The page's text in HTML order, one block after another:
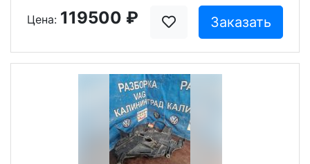
Цена: 119500 ₽ Заказать